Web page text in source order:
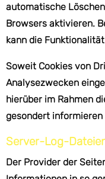
automatische
Browsers aktivieren.
kann die
Soweit Cookies von
Analysezwecken
hierüber im Rahmen
gesondert
Server-Log-
Der Provider der